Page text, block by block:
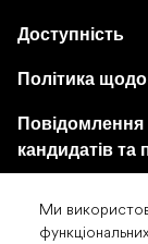
Ми
Доступність
Політика
Повідомлення
кандидатів та